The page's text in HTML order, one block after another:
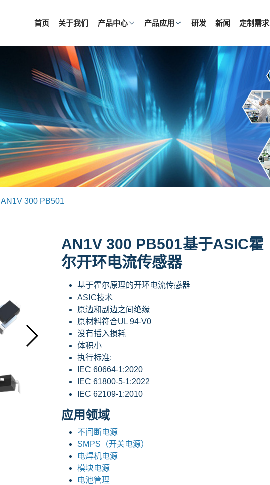
首页 关于我们 产品中心 产品应用 研发 新闻 定制需求
AN1V 300 PB501
AN1V 300 PB501基于ASIC霍
尔开环电流传感器
基于霍尔原理的开环电流传感器
ASIC技术
原边和副边之间绝缘
原材料符合UL 94-V0
没有插入损耗
体积小
执行标准:
IEC 60664-1:2020
IEC 61800-5-1:2022
IEC 62109-1:2010
应用领域
不间断电源
SMPS（开关电源）
电焊机电源
模块电源
电池管理